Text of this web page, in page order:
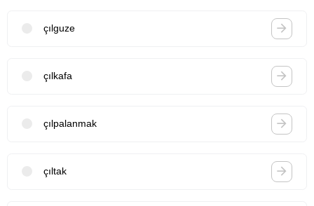
çılguze
çılkafa
çılpalanmak
çıltak